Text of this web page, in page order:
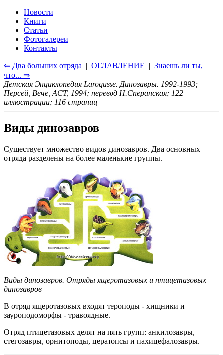
Новости
Книги
Статьи
Фотогалереи
Контакты
⇐ Два больших отряда | ОГЛАВЛЕНИЕ | Знаешь ли ты,
что... ⇒
Детская Энциклопедия Laroqusse. Динозавры. 1992-1993;
Персей, Вече, ACT, 1994; перевод Н.Сперанская; 122
иллюстрации; 116 страниц
Виды динозавров
Существует множество видов динозавров. Два основных
отряда разделены на более маленькие группы.
Виды динозавров. Отряды ящеротазовых и птицетазовых
динозавров
В отряд ящеротазовых входят тероподы - хищники и
зауроподоморфы - травоядные.
Отряд птицетазовых делят на пять групп: анкилозавры,
стегозавры, орнитоподы, цератопсы и пахицефалозавры.